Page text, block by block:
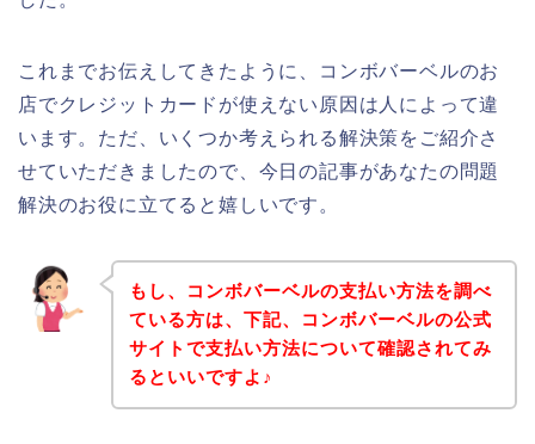
これまでお伝えしてきたように、コンボバーベルのお
店でクレジットカードが使えない原因は人によって違
います。ただ、いくつか考えられる解決策をご紹介さ
せていただきましたので、今日の記事があなたの問題
解決のお役に立てると嬉しいです。
もし、コンボバーベルの支払い方法を調べ
ている方は、下記、コンボバーベルの公式
サイトで支払い方法について確認されてみ
るといいですよ♪